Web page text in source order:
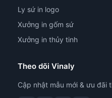
Ly sứ in logo
Xưởng in gốm sứ
Xưởng in thủy tinh
Theo dõi Vinaly
Cập nhật mẫu mới & ưu đãi